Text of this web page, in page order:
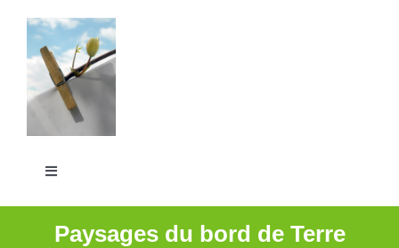
contenu
Toggle
Paysages du bord de Terre